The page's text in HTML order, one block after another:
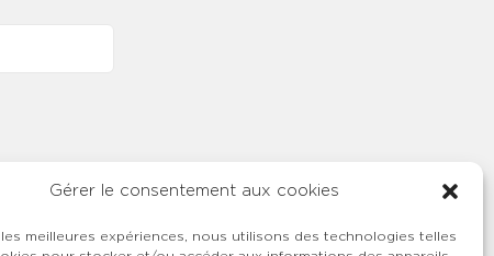
Gérer le consentement aux cookies
meilleures expériences, nous utilisons des technologies telles